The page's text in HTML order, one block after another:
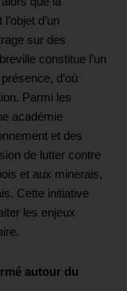
d’un
sur des
constitue l’un
d’où
Parmi les
académie
et des
de lutter contre
et aux minerais,
Cette initiative
les enjeux
autour du